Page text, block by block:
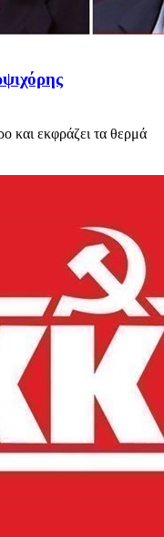
και εκφράζει τα θερμά